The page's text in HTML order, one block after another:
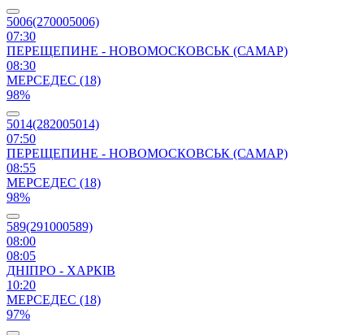
5006(270005006)
07:30
ПЕРЕЩЕПИНЕ - НОВОМОСКОВСЬК (САМАР)
08:30
МЕРСЕДЕС (18)
98%
5014(282005014)
07:50
ПЕРЕЩЕПИНЕ - НОВОМОСКОВСЬК (САМАР)
08:55
МЕРСЕДЕС (18)
98%
589(291000589)
08:00
08:05
ДНІПРО - ХАРКІВ
10:20
МЕРСЕДЕС (18)
97%